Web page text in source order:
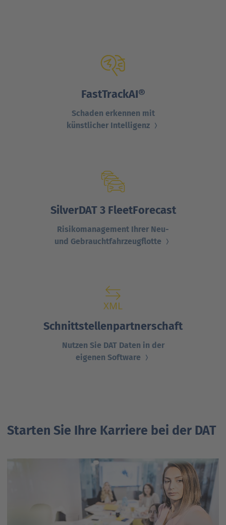
FastTrackAI®
Schaden erkennen mit
künstlicher Intelligenz
SilverDAT 3 FleetForecast
Risiko­manage­ment Ihrer Neu-
und Gebraucht­fahrzeugflotte
Schnittstellenpartnerschaft
Nutzen Sie DAT Daten in der
eigenen Software
Starten Sie Ihre Karriere bei der DAT